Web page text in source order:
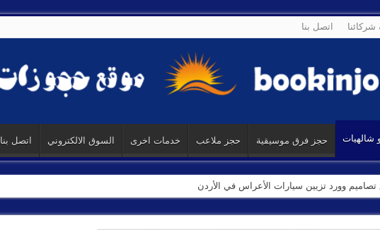
اتصل بنا
حجز فرق موسيقية حجز ملاعب خدمات اخرى السوق الالكتروني اتصل بنا
تصاميم وورد تزيين سيارات الأعراس في الأردن